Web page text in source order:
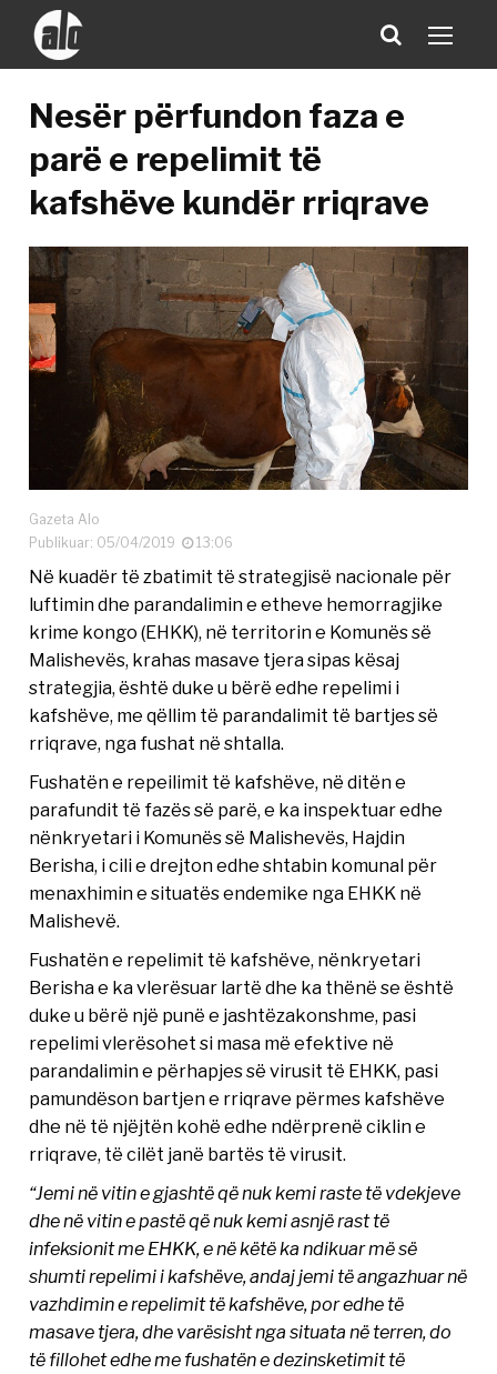
Nesër përfundon faza e
parë e repelimit të
kafshëve kundër rriqrave
Gazeta Alo
Publikuar: 05/04/2019
13:06
Në kuadër të zbatimit të strategjisë nacionale për
luftimin dhe parandalimin e etheve hemorragjike
krime kongo (EHKK), në territorin e Komunës së
Malishevës, krahas masave tjera sipas kësaj
strategjia, është duke u bërë edhe repelimi i
kafshëve, me qëllim të parandalimit të bartjes së
rriqrave, nga fushat në shtalla.
Fushatën e repeilimit të kafshëve, në ditën e
parafundit të fazës së parë, e ka inspektuar edhe
nënkryetari i Komunës së Malishevës, Hajdin
Berisha, i cili e drejton edhe shtabin komunal për
menaxhimin e situatës endemike nga EHKK në
Malishevë.
Fushatën e repelimit të kafshëve, nënkryetari
Berisha e ka vlerësuar lartë dhe ka thënë se është
duke u bërë një punë e jashtëzakonshme, pasi
repelimi vlerësohet si masa më efektive në
parandalimin e përhapjes së virusit të EHKK, pasi
pamundëson bartjen e rriqrave përmes kafshëve
dhe në të njëjtën kohë edhe ndërprenë ciklin e
rriqrave, të cilët janë bartës të virusit.
“Jemi në vitin e gjashtë që nuk kemi raste të vdekjeve
dhe në vitin e pastë që nuk kemi asnjë rast të
infeksionit me EHKK, e në këtë ka ndikuar më së
shumti repelimi i kafshëve, andaj jemi të angazhuar në
vazhdimin e repelimit të kafshëve, por edhe të
masave tjera, dhe varësisht nga situata në terren, do
të fillohet edhe me fushatën e dezinsketimit të